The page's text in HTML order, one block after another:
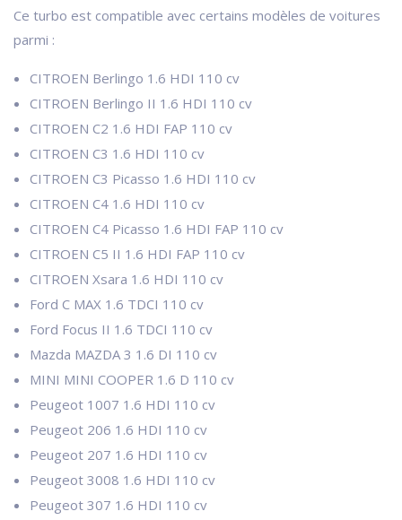
Ce turbo est compatible avec certains modèles de voitures
parmi :
CITROEN Berlingo 1.6 HDI 110 cv
CITROEN Berlingo II 1.6 HDI 110 cv
CITROEN C2 1.6 HDI FAP 110 cv
CITROEN C3 1.6 HDI 110 cv
CITROEN C3 Picasso 1.6 HDI 110 cv
CITROEN C4 1.6 HDI 110 cv
CITROEN C4 Picasso 1.6 HDI FAP 110 cv
CITROEN C5 II 1.6 HDI FAP 110 cv
CITROEN Xsara 1.6 HDI 110 cv
Ford C MAX 1.6 TDCI 110 cv
Ford Focus II 1.6 TDCI 110 cv
Mazda MAZDA 3 1.6 DI 110 cv
MINI MINI COOPER 1.6 D 110 cv
Peugeot 1007 1.6 HDI 110 cv
Peugeot 206 1.6 HDI 110 cv
Peugeot 207 1.6 HDI 110 cv
Peugeot 3008 1.6 HDI 110 cv
Peugeot 307 1.6 HDI 110 cv